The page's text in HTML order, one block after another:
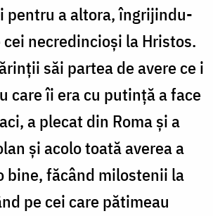
pentru a altora, îngrijindu-
cei necredincioşi la Hristos.
săi partea de avere ce i
care îi era cu putinţă a face
a plecat din Roma şi a
şi acolo toată averea a
făcând milostenii la
pe cei care pătimeau